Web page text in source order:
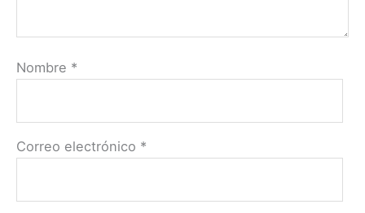
Nombre *
Correo electrónico *